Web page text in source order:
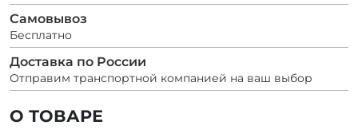
О ТОВАРЕ
Самовывоз
Бесплатно
Доставка по России
Отправим транспортной компанией на ваш выбор